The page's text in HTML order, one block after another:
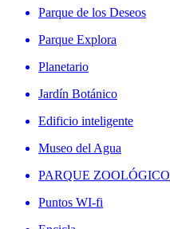
Parque de los Deseos
Parque Explora
Planetario
Jardín Botánico
Edificio inteligente
Museo del Agua
PARQUE ZOOLÓGICO
Puntos WI-fi